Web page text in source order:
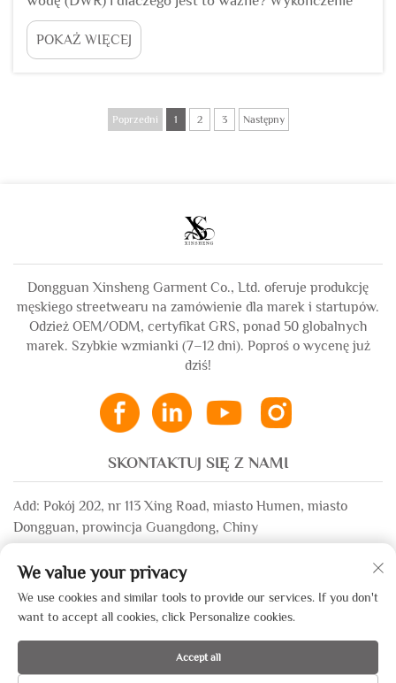
odpornościowe na wodę (DWR) nie jest tym samym
co wodoszczelność, a mylenie tych dwóch pojęć
prowadzi do błędnych decyzji dotyczących
membranę lub powłokę, która całkowicie zatrzymuje
POKAŻ WIĘCEJ
Poprzedni 1 2 3 Następny
Dongguan Xinsheng Garment Co., Ltd. oferuje produkcję
męskiego streetwearu na zamówienie dla marek i startupów.
Odzież OEM/ODM, certyfikat GRS, ponad 50 globalnych
marek. Szybkie wzmianki (7–12 dni). Poproś o wycenę już
dziś!
SKONTAKTUJ SIĘ Z NAMI
Add: Pokój 202, nr 113 Xing Road, miasto Humen, miasto
Dongguan, prowincja Guangdong, Chiny
Polityka prywatności
We value your privacy
We use cookies and similar tools to provide our services. If you don't
want to accept all cookies, click Personalize cookies.
Accept all